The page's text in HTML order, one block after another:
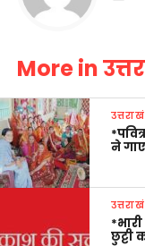
More in
ने
छुट्टी